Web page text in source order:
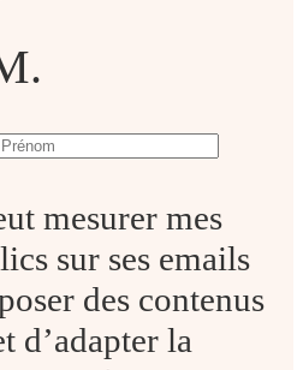
mesurer mes
sur ses emails
des contenus
d’adapter la